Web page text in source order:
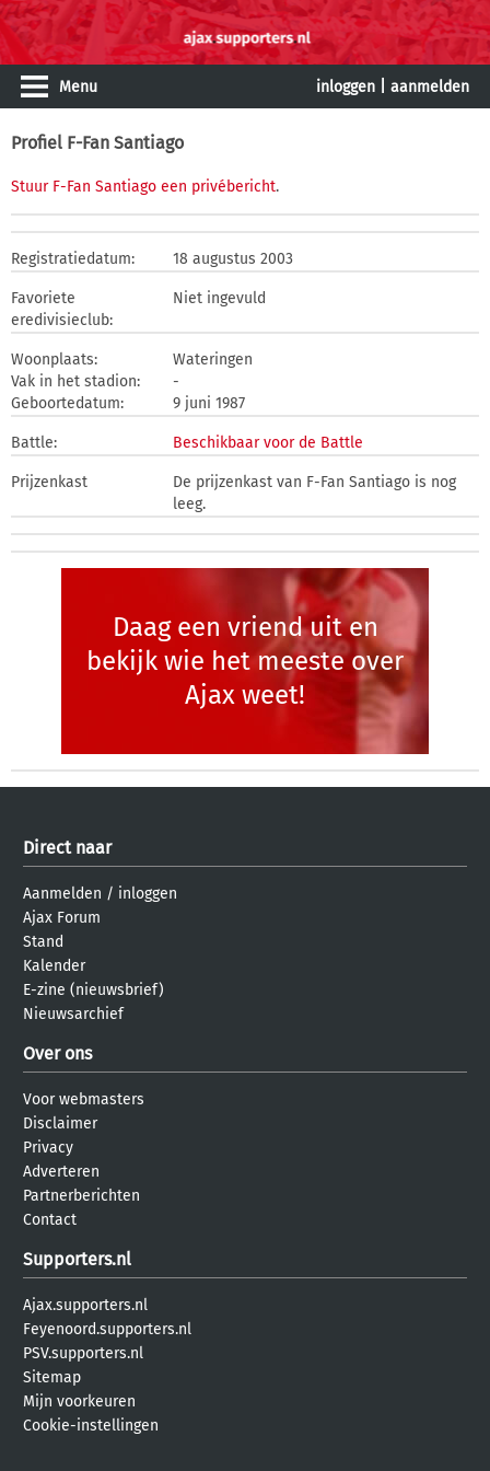
Menu inloggen aanmelden
Profiel F-Fan Santiago
Stuur F-Fan Santiago een privébericht.
Registratiedatum: 18 augustus 2003
Favoriete
eredivisieclub:
Niet ingevuld
Woonplaats:
Wateringen
Vak in het stadion:
-
Geboortedatum:
9 juni 1987
Battle: Beschikbaar voor de Battle
Prijzenkast
De prijzenkast van F-Fan Santiago is nog
leeg.
Daag een vriend uit en
bekijk wie het meeste over
Ajax weet!
Direct naar
Aanmelden / inloggen
Ajax Forum
Stand
Kalender
E-zine (nieuwsbrief)
Nieuwsarchief
Over ons
Voor webmasters
Disclaimer
Privacy
Adverteren
Partnerberichten
Contact
Supporters.nl
Ajax.supporters.nl
Feyenoord.supporters.nl
PSV.supporters.nl
Sitemap
Mijn voorkeuren
Cookie-instellingen